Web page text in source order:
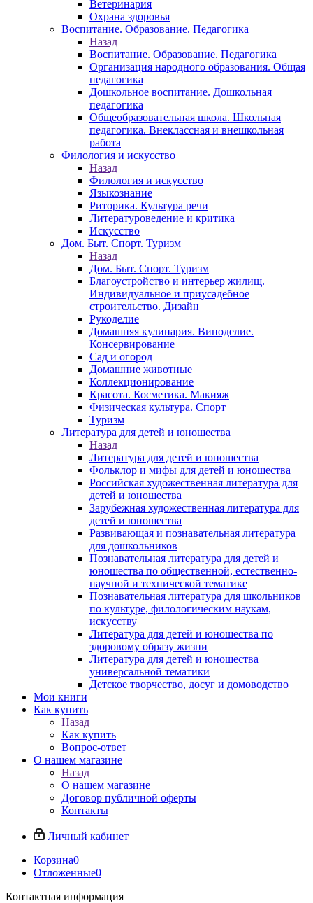
Ветеринария
Охрана здоровья
Воспитание. Образование. Педагогика
Назад
Воспитание. Образование. Педагогика
Организация народного образования. Общая
педагогика
Дошкольное воспитание. Дошкольная
педагогика
Общеобразовательная школа. Школьная
педагогика. Внеклассная и внешкольная
работа
Филология и искусство
Назад
Филология и искусство
Языкознание
Риторика. Культура речи
Литературоведение и критика
Искусство
Дом. Быт. Спорт. Туризм
Назад
Дом. Быт. Спорт. Туризм
Благоустройство и интерьер жилищ.
Индивидуальное и приусадебное
строительство. Дизайн
Рукоделие
Домашняя кулинария. Виноделие.
Консервирование
Сад и огород
Домашние животные
Коллекционирование
Красота. Косметика. Макияж
Физическая культура. Спорт
Туризм
Литература для детей и юношества
Назад
Литература для детей и юношества
Фольклор и мифы для детей и юношества
Российская художественная литература для
детей и юношества
Зарубежная художественная литература для
детей и юношества
Развивающая и познавательная литература
для дошкольников
Познавательная литература для детей и
юношества по общественной, естественно-
научной и технической тематике
Познавательная литература для школьников
по культуре, филологическим наукам,
искусству
Литература для детей и юношества по
здоровому образу жизни
Литература для детей и юношества
универсальной тематики
Детское творчество, досуг и домоводство
Мои книги
Как купить
Назад
Как купить
Вопрос-ответ
О нашем магазине
Назад
О нашем магазине
Договор публичной оферты
Контакты
Личный кабинет
Корзина0
Отложенные0
Контактная информация